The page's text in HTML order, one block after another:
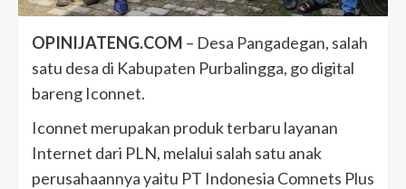
OPINIJATENG.COM – Desa Pangadegan, salah
satu desa di Kabupaten Purbalingga, go digital
bareng Iconnet.
Iconnet merupakan produk terbaru layanan
Internet dari PLN, melalui salah satu anak
perusahaannya yaitu PT Indonesia Comnets Plus